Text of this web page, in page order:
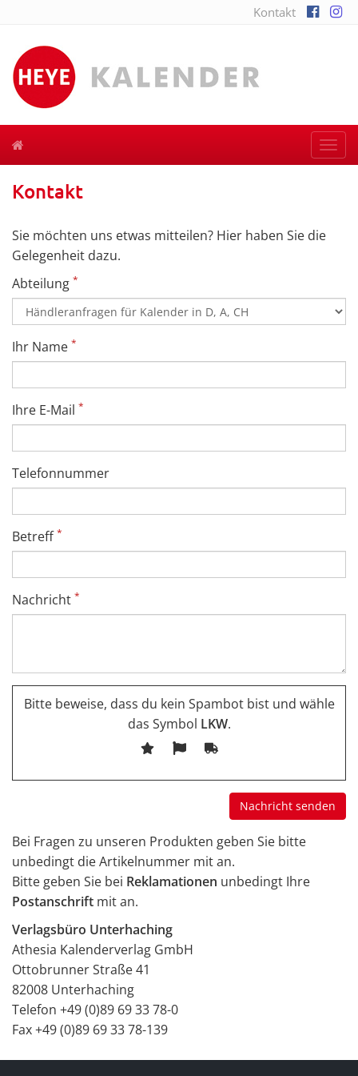
Kontakt
Kontakt
Sie möchten uns etwas mitteilen? Hier haben Sie die
Gelegenheit dazu.
Abteilung *
Ihr Name *
Ihre E-Mail *
Telefonnummer
Betreff*
Nachricht *
Bitte beweise, dass du kein Spambot bist und wähle
das Symbol LKW.
Bei Fragen zu unseren Produkten geben Sie bitte
unbedingt die Artikelnummer mit an.
Bitte geben Sie bei Reklamationen unbedingt Ihre
Postanschrift mit an.
Verlagsbüro Unterhaching
Athesia Kalenderverlag GmbH
Ottobrunner Straße 41
82008 Unterhaching
Telefon +49 (0)89 69 33 78-0
Fax +49 (0)89 69 33 78-139